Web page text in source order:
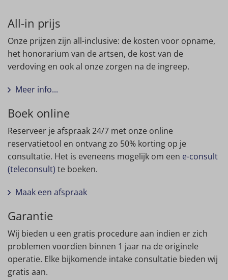
All-in prijs
Onze prijzen zijn all-inclusive: de kosten voor opname,
het honorarium van de artsen, de kost van de
verdoving en ook al onze zorgen na de ingreep.
Meer info...
Boek online
Reserveer je afspraak 24/7 met onze online
reservatietool en ontvang zo 50% korting op je
consultatie. Het is eveneens mogelijk om een e-consult
(teleconsult) te boeken.
Maak een afspraak
Garantie
Wij bieden u een gratis procedure aan indien er zich
problemen voordien binnen 1 jaar na de originele
operatie. Elke bijkomende intake consultatie bieden wij
gratis aan.